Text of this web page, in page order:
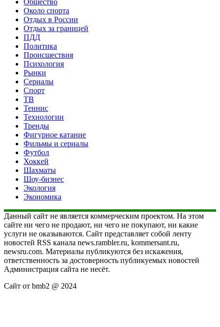
Около спорта
Отдых в России
Отдых за границей
ПДД
Политика
Происшествия
Психология
Рынки
Сериалы
Спорт
ТВ
Теннис
Технологии
Тренды
Фигурное катание
Фильмы и сериалы
Футбол
Хоккей
Шахматы
Шоу-бизнес
Экология
Экономика
Данный сайт не является коммерческим проектом. На этом
сайте ни чего не продают, ни чего не покупают, ни какие
услуги не оказываются. Сайт представляет собой ленту
новостей RSS канала news.rambler.ru, kommersant.ru,
newsru.com. Материалы публикуются без искажения,
ответственность за достоверность публикуемых новостей
Администрация сайта не несёт.
Сайт от bmb2 @ 2024